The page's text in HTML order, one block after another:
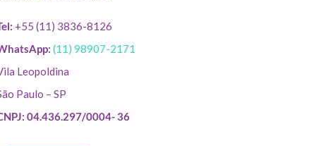
+55 (11) 3836-8126
(11) 98907-2171
Leopoldina
Paulo – SP
04.436.297/0004- 36